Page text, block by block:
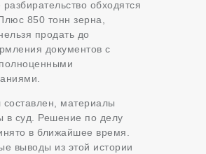
обходятся
850 тонн зерна,
продать до
документов с
составлен, материалы
в суд. Решение по делу
в ближайшее время.
выводы из этой истории